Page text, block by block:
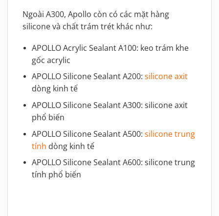
Ngoài A300, Apollo còn có các mặt hàng
silicone và chất trám trét khác như:
APOLLO Acrylic Sealant A100: keo trám khe
gốc acrylic
APOLLO Silicone Sealant A200: silicone axit
dòng kinh tế
APOLLO Silicone Sealant A300: silicone axit
phổ biến
APOLLO Silicone Sealant A500: silicone trung
tính dòng kinh tế
APOLLO Silicone Sealant A600: silicone trung
tính phổ biến